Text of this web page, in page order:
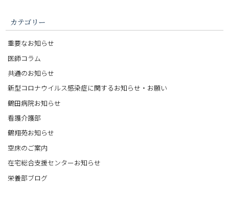
カテゴリー
重要なお知らせ
医師コラム
共通のお知らせ
新型コロナウイルス感染症に関するお知らせ・お願い
鶴田病院お知らせ
看護介護部
鶴翔苑お知らせ
空床のご案内
在宅総合支援センターお知らせ
栄養部ブログ